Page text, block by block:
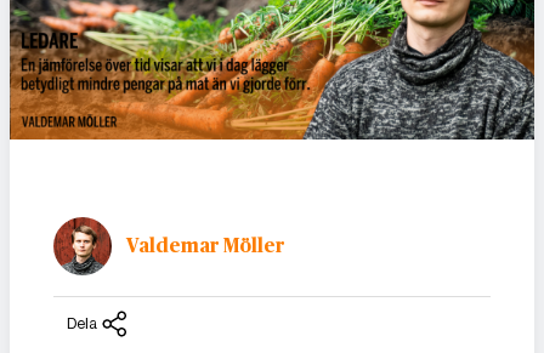
Valdemar Möller
Dela